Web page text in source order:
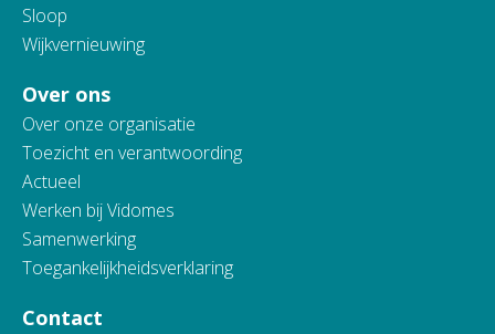
Sloop
Wijkvernieuwing
Over ons
Over onze organisatie
Toezicht en verantwoording
Actueel
Werken bij Vidomes
Samenwerking
Toegankelijkheidsverklaring
Contact